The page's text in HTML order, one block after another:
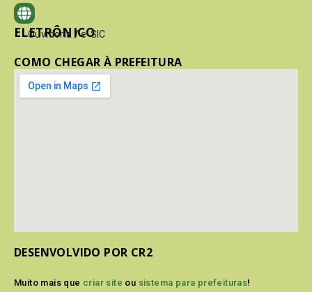
ELETRÔNICO
Ouvidoria / e-SIC
COMO CHEGAR À PREFEITURA
DESENVOLVIDO POR CR2
Muito mais que criar site ou sistema para prefeituras!